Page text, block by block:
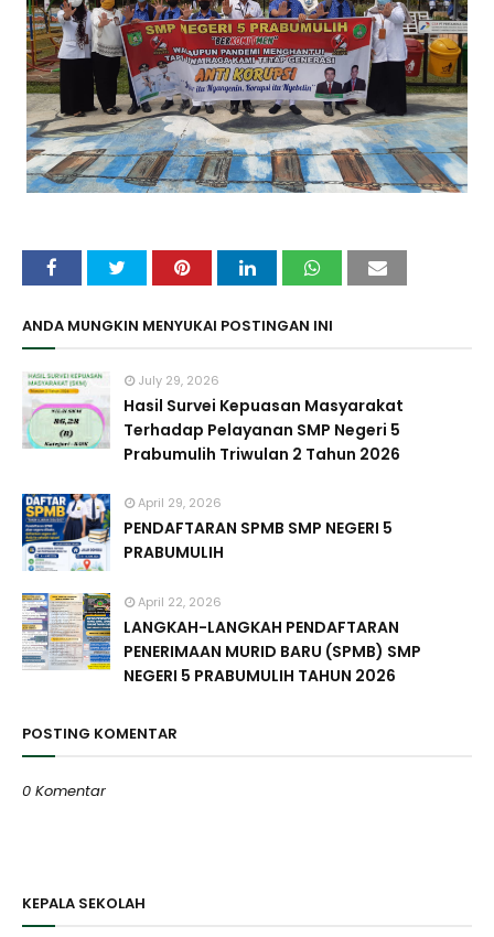
ANDA MUNGKIN MENYUKAI POSTINGAN INI
July 29, 2026
Hasil Survei Kepuasan Masyarakat
Terhadap Pelayanan SMP Negeri 5
Prabumulih Triwulan 2 Tahun 2026
April 29, 2026
PENDAFTARAN SPMB SMP NEGERI 5
PRABUMULIH
April 22, 2026
LANGKAH-LANGKAH PENDAFTARAN
PENERIMAAN MURID BARU (SPMB) SMP
NEGERI 5 PRABUMULIH TAHUN 2026
POSTING KOMENTAR
0 Komentar
KEPALA SEKOLAH